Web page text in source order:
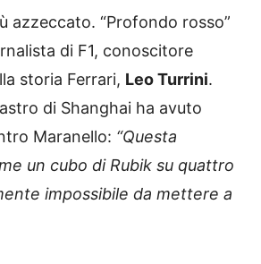
azzeccato. “Profondo rosso”
di F1, conoscitore
storia Ferrari, Leo Turrini.
di Shanghai ha avuto
Maranello: “Questa
un cubo di Rubik su quattro
impossibile da mettere a